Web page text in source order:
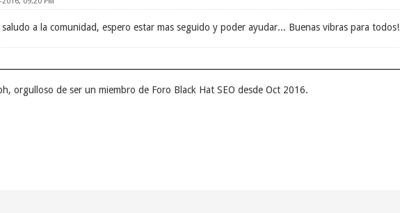
a la comunidad, espero estar mas seguido y poder ayudar... Buenas vibras para todos!
orgulloso de ser un miembro de Foro Black Hat SEO desde Oct 2016.